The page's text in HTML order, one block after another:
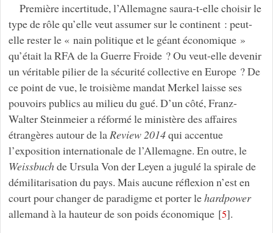
Première incertitude, l’Allemagne saura-t-elle choisir le
type de rôle qu’elle veut assumer sur le continent : peut-
elle rester le « nain politique et le géant économique »
qu’était la RFA de la Guerre Froide ? Ou veut-elle devenir
un véritable pilier de la sécurité collective en Europe ? De
ce point de vue, le troisième mandat Merkel laisse ses
pouvoirs publics au milieu du gué. D’un côté, Franz-
Walter Steinmeier a réformé le ministère des affaires
étrangères autour de laReview 2014qui accentue
l’exposition internationale de l’Allemagne. En outre, le
Weissbuchde Ursula Von der Leyen a jugulé la spirale de
démilitarisation du pays. Mais aucune réflexion n’est en
court pour changer de paradigme et porter lehardpower
allemand à la hauteur de son poids économique[5].